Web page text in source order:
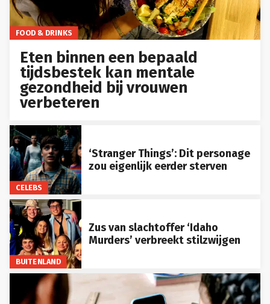
FOOD & DRINKS
Eten binnen een bepaald
tijdsbestek kan mentale
gezondheid bij vrouwen
verbeteren
CELEBS
‘Stranger Things’: Dit personage
zou eigenlijk eerder sterven
BUITENLAND
Zus van slachtoffer ‘Idaho
Murders’ verbreekt stilzwijgen